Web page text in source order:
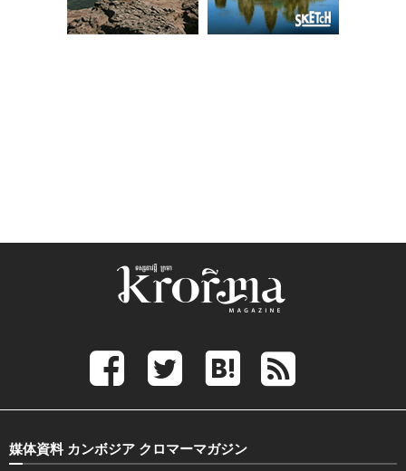
媒体資料 カンボジア クロマーマガジン